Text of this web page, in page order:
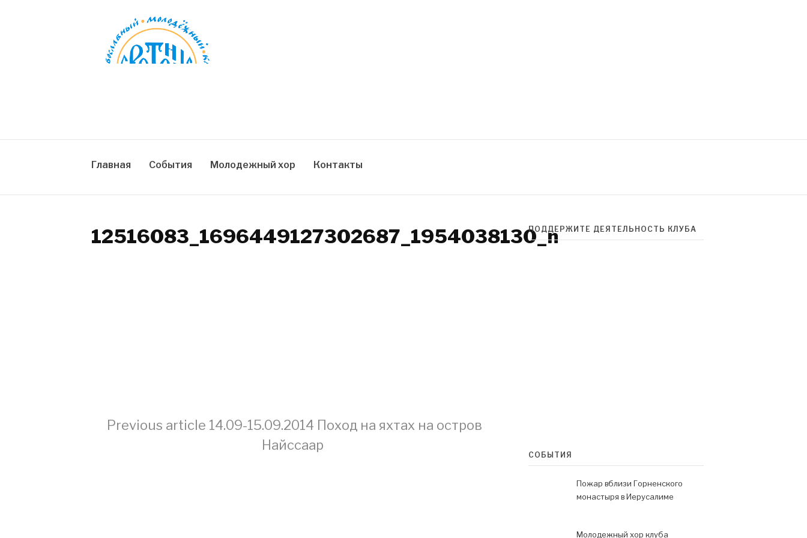
Главная События Молодежный хор Контакты
12516083_1696449127302687_1954038130_n
Continue
Previous article 14.09-15.09.2014 Поход на яхтах на остров
Найссаар
ПОДДЕРЖИТЕ ДЕЯТЕЛЬНОСТЬ КЛУБА
СОБЫТИЯ
Пожар вблизи Горненского
монастыря в Иерусалиме
Молодежный хор клуба